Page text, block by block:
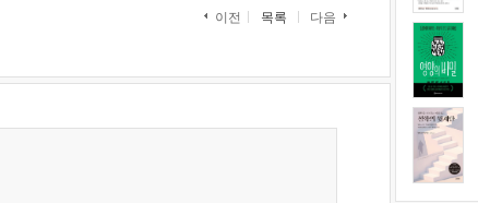
이전 목록 다음